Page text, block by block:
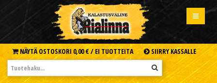
NÄYTÄ OSTOSKORI 0,00 € / EI TUOTTEITA SIIRRY KASSALLE